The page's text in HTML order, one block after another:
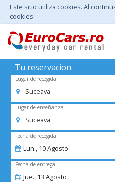
Este sitio utiliza cookies. Al
cookies.
Tu reservacion
Lugar de recogida
Suceava
Lugar de enseñanza
Suceava
Fecha de recogida
Lun., 10Agosto
Fecha de entrega
Jue., 13 Agosto